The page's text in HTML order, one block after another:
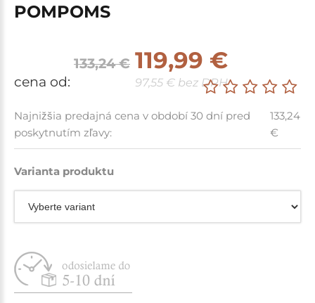
POMPOMS
cena od:
133,24 € 119,99 €
97,55 € bez DPH
Najnižšia predajná cena v období 30 dní pred
poskytnutím zľavy:
133,24
€
Varianta produktu